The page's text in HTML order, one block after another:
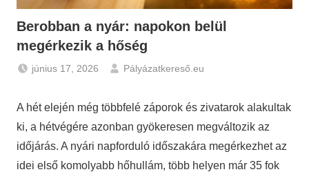
Berobban a nyár: napokon belül
megérkezik a hőség
június 17, 2026
Pályázatkereső.eu
A hét elején még többfelé záporok és zivatarok alakultak
ki, a hétvégére azonban gyökeresen megváltozik az
időjárás. A nyári napforduló időszakára megérkezhet az
idei első komolyabb hőhullám, több helyen már 35 fok